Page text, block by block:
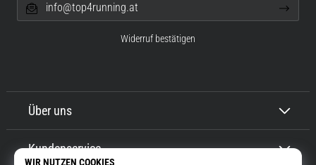
Über uns
Kundenservice
info@top4running.at
Widerruf bestätigen